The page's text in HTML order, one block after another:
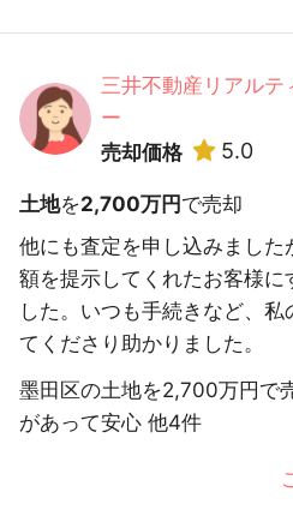
三井不動産リアルテ
ー
売却価格
5.0
土地を2,700万円で売却
他にも査定を申し込みまし
額を提示してくれたお客様に
した。いつも手続きなど、
てくださり助かりました。
墨田区の土地を2,700万円で
があって安心 他4件